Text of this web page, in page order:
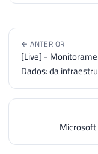
← ANTERIOR
[Live] -
Dados: da
Microsoft